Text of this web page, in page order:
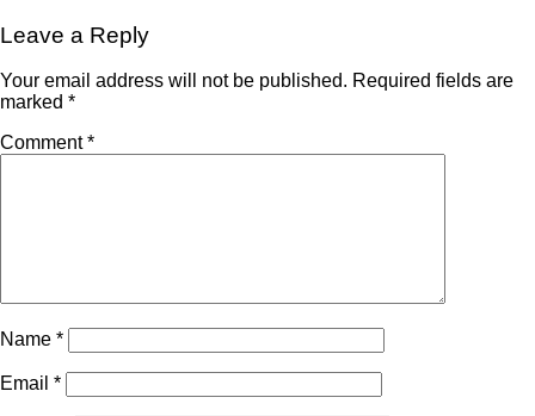
Leave a Reply
Your email address will not be published. Required fields are
marked *
Comment*
Name *
Email *